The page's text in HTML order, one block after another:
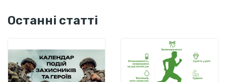
Останні статті